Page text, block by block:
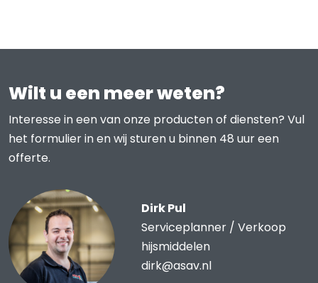
Wilt u een meer weten?
Interesse in een van onze producten of diensten? Vul
het formulier in en wij sturen u binnen 48 uur een
offerte.
Dirk Pul
Serviceplanner / Verkoop
hijsmiddelen
dirk@asav.nl